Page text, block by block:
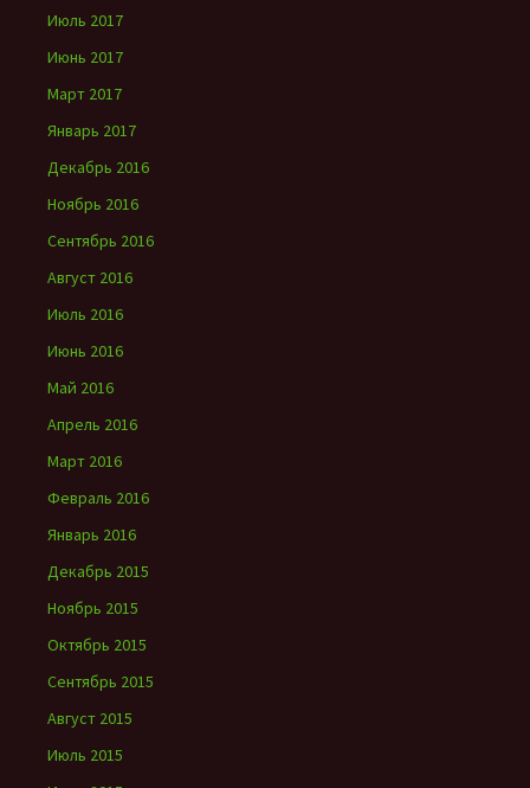
Июль 2017
Июнь 2017
Март 2017
Январь 2017
Декабрь 2016
Ноябрь 2016
Сентябрь 2016
Август 2016
Июль 2016
Июнь 2016
Май 2016
Апрель 2016
Март 2016
Февраль 2016
Январь 2016
Декабрь 2015
Ноябрь 2015
Октябрь 2015
Сентябрь 2015
Август 2015
Июль 2015